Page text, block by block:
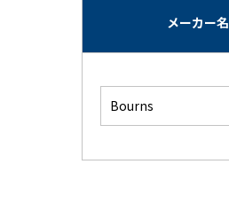
メーカー名